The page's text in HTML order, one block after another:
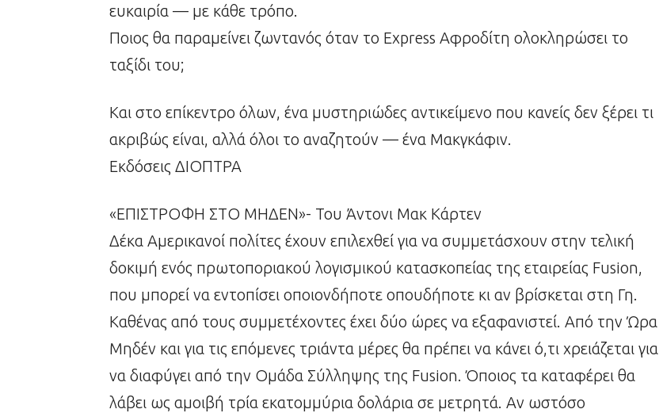
ευκαιρία — με κάθε τρόπο.
Ποιος θα παραμείνει ζωντανός όταν το Express Αφροδίτη ολοκληρώσει το
ταξίδι του;
Και στο επίκεντρο όλων, ένα μυστηριώδες αντικείμενο που κανείς δεν ξέρει τι
ακριβώς είναι, αλλά όλοι το αναζητούν — ένα Μακγκάφιν.
Εκδόσεις ΔΙΟΠΤΡΑ
«ΕΠΙΣΤΡΟΦΗ ΣΤΟ ΜΗΔΕΝ»- Του Άντονι Μακ Κάρτεν
Δέκα Αμερικανοί πολίτες έχουν επιλεχθεί για να συμμετάσχουν στην τελική
δοκιμή ενός πρωτοποριακού λογισμικού κατασκοπείας της εταιρείας Fusion,
που μπορεί να εντοπίσει οποιονδήποτε οπουδήποτε κι αν βρίσκεται στη Γη.
Καθένας από τους συμμετέχοντες έχει δύο ώρες να εξαφανιστεί. Από την Ώρα
Μηδέν και για τις επόμενες τριάντα μέρες θα πρέπει να κάνει ό,τι χρειάζεται για
να διαφύγει από την Ομάδα Σύλληψης της Fusion. Όποιος τα καταφέρει θα
λάβει ως αμοιβή τρία εκατομμύρια δολάρια σε μετρητά. Αν ωστόσο